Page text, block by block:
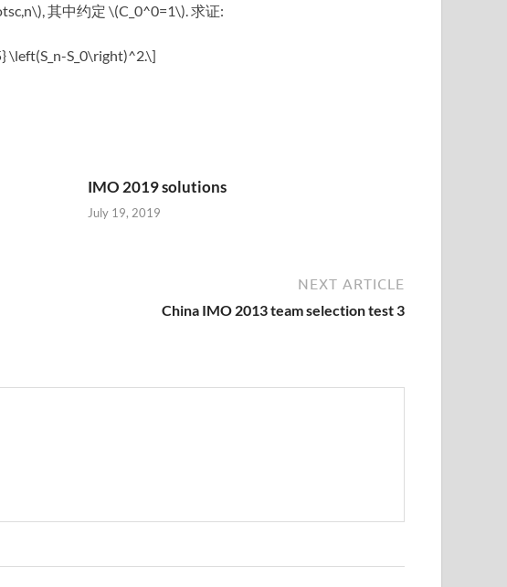
其中约定 \(C_0^0=1\). 求证:
\left(S_n-S_0\right)^2.\]
IMO 2019 solutions
July 19, 2019
NEXT ARTICLE
China IMO 2013 team selection test 3